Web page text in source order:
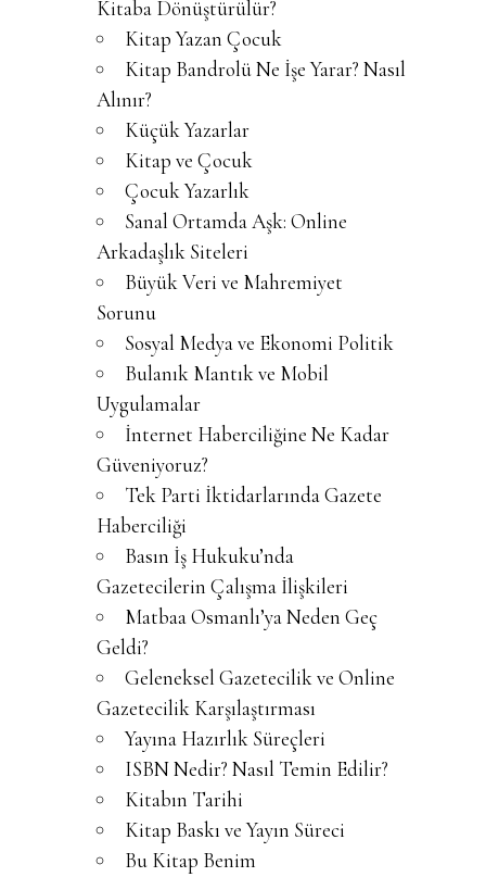
Kitaba Dönüştürülür?
Kitap Yazan Çocuk
Kitap Bandrolü Ne İşe Yarar? Nasıl
Alınır?
Küçük Yazarlar
Kitap ve Çocuk
Çocuk Yazarlık
Sanal Ortamda Aşk: Online
Arkadaşlık Siteleri
Büyük Veri ve Mahremiyet
Sorunu
Sosyal Medya ve Ekonomi Politik
Bulanık Mantık ve Mobil
Uygulamalar
İnternet Haberciliğine Ne Kadar
Güveniyoruz?
Tek Parti İktidarlarında Gazete
Haberciliği
Basın İş Hukuku’nda
Gazetecilerin Çalışma İlişkileri
Matbaa Osmanlı’ya Neden Geç
Geldi?
Geleneksel Gazetecilik ve Online
Gazetecilik Karşılaştırması
Yayına Hazırlık Süreçleri
ISBN Nedir? Nasıl Temin Edilir?
Kitabın Tarihi
Kitap Baskı ve Yayın Süreci
Bu Kitap Benim